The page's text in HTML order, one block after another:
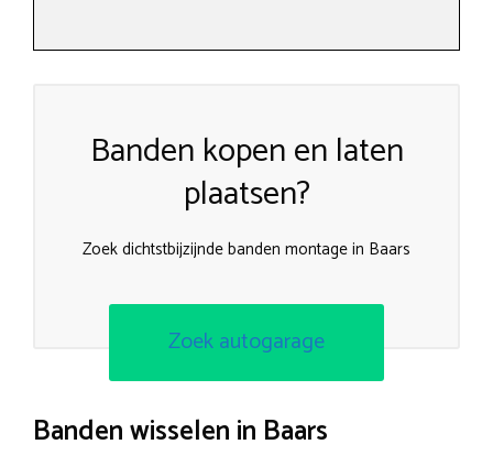
Banden kopen en laten
plaatsen?
Zoek dichtstbijzijnde banden montage in Baars
Zoek autogarage
Banden wisselen in Baars